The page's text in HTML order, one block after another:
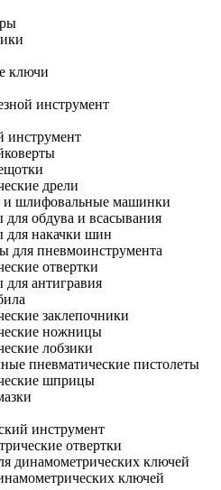
ключи
инструмент
инструмент
дрели
и шлифовальные машинки
для обдува и всасывания
для накачки шин
для пневмоинструмента
отвертки
для антигравия
заклепочники
ножницы
лобзики
пневматические пистолеты
шприцы
инструмент
отвертки
динамометрических ключей
ключей